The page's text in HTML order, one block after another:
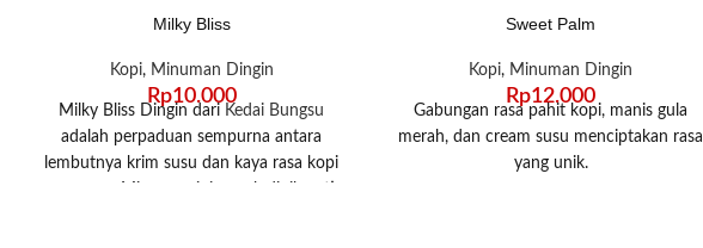
Milky Bliss
Kopi, Minuman Dingin
Rp10.000
Milky Bliss Dingin dari Kedai Bungsu
adalah perpaduan sempurna antara
lembutnya krim susu dan kaya rasa kopi
Sweet Palm
Kopi, Minuman Dingin
Rp12.000
Gabungan rasa pahit kopi, manis gula
merah, dan cream susu menciptakan rasa
yang unik.